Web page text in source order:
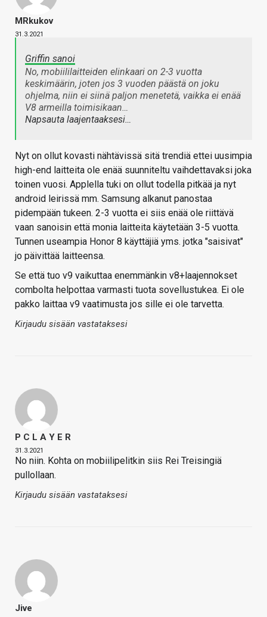
MRkukov
31.3.2021
Griffin sanoi
No, mobiililaitteiden elinkaari on 2-3 vuotta
keskimäärin, joten jos 3 vuoden päästä on joku
ohjelma, niin ei siinä paljon menetetä, vaikka ei enää
V8 armeilla toimisikaan…
Napsauta laajentaaksesi…
Nyt on ollut kovasti nähtävissä sitä trendiä ettei uusimpia
high-end laitteita ole enää suunniteltu vaihdettavaksi joka
toinen vuosi. Applella tuki on ollut todella pitkää ja nyt
android leirissä mm. Samsung alkanut panostaa
pidempään tukeen. 2-3 vuotta ei siis enää ole riittävä
vaan sanoisin että monia laitteita käytetään 3-5 vuotta.
Tunnen useampia Honor 8 käyttäjiä yms. jotka "saisivat"
jo päivittää laitteensa.
Se että tuo v9 vaikuttaa enemmänkin v8+laajennokset
combolta helpottaa varmasti tuota sovellustukea. Ei ole
pakko laittaa v9 vaatimusta jos sille ei ole tarvetta.
Kirjaudu sisään vastataksesi
P C L A Y E R
31.3.2021
No niin. Kohta on mobiilipelitkin siis Rei Treisingiä
pullollaan.
Kirjaudu sisään vastataksesi
Jive